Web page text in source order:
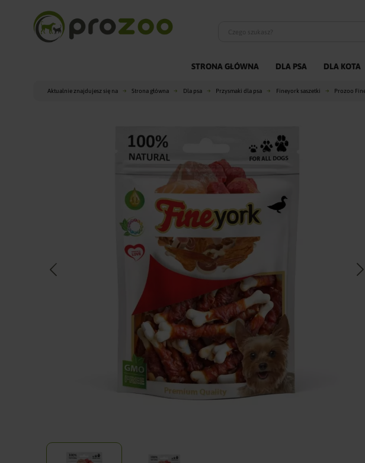
STRONA GŁÓWNA DLA PSA DLA KOTA
Aktualnie znajdujesz się na Strona główna Dla psa Przysmaki dla psa Fineyork saszetki Prozoo